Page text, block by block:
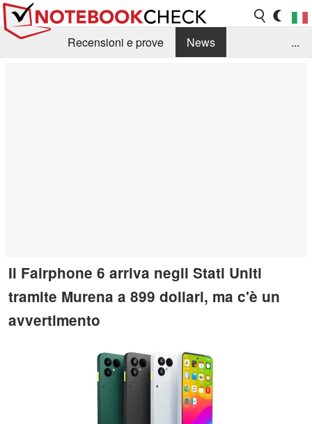
Recensioni e prove
News
...
Il Fairphone 6 arriva negli Stati Uniti
tramite Murena a 899 dollari, ma c'è un
avvertimento